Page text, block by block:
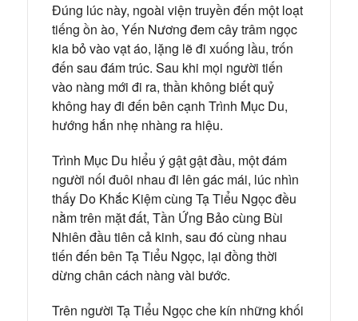
Đúng lúc này, ngoài viện truyền đến một loạt
tiếng ồn ào, Yến Nương đem cây trâm ngọc
kia bỏ vào vạt áo, lặng lẽ đi xuống lầu, trốn
đến sau đám trúc. Sau khi mọi người tiến
vào nàng mới đi ra, thần không biết quỷ
không hay đi đến bên cạnh Trình Mục Du,
hướng hắn nhẹ nhàng ra hiệu.
Trình Mục Du hiểu ý gật gật đầu, một đám
người nối đuôi nhau đi lên gác mái, lúc nhìn
thấy Do Khắc Kiệm cùng Tạ Tiểu Ngọc đều
nằm trên mặt đất, Tần Ứng Bảo cùng Bùi
Nhiên đầu tiên cả kinh, sau đó cùng nhau
tiến đến bên Tạ Tiểu Ngọc, lại đồng thời
dừng chân cách nàng vài bước.
Trên người Tạ Tiểu Ngọc che kín những khối